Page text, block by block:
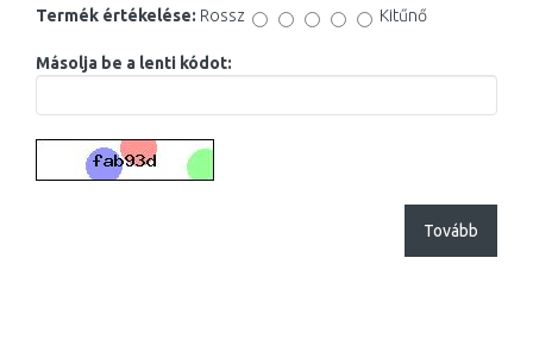
Termék értékelése: Rossz Kitűnő
Másolja be a lenti kódot:
Tovább